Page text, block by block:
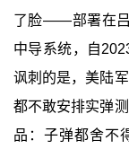
了脸——部署在吕
中导系统，自
讽刺的是，美陆
都不敢安排实弹
品：子弹都舍不